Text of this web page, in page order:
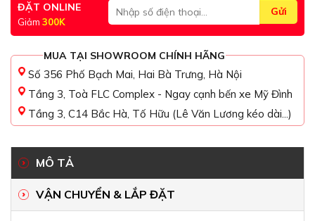
ĐẶT ONLINE
Giảm 300K
MUA TẠI SHOWROOM CHÍNH HÃNG
Số 356 Phố Bạch Mai, Hai Bà Trưng, Hà Nội
Tầng 3, Toà FLC Complex - Ngay cạnh bến xe Mỹ Đình
Tầng 3, C14 Bắc Hà, Tố Hữu (Lê Văn Lương kéo dài...)
MÔ TẢ
VẬN CHUYỂN & LẮP ĐẶT